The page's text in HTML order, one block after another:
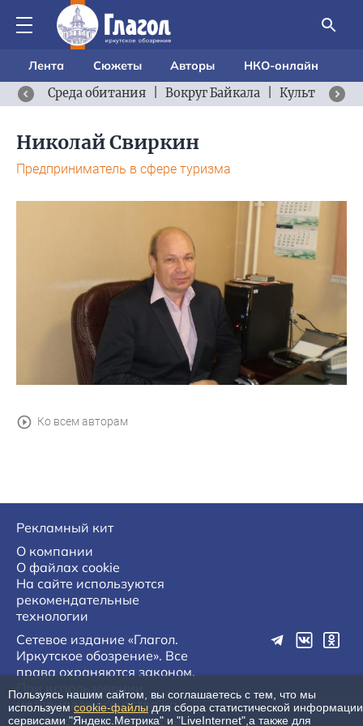
Лента Сюжеты Авторы
НКО-онлайн
Среда обитания
Вокруг Байкала Культурный
Николай Свиркин
Предприниматель в сфере туризма
Ко всем авторам
Рекламный кит
О компании
О файлах cookie
На сайте используются
рекомендательные
технологии
Сетевое издание «Глагол.
Иркутское обозрение». Все
права охраняются законом.
При использовании
материалов агентства на
других сайтах, обязательна
Пользуясь нашим сайтом, вы соглашаетесь с тем, что мы
используем cookie-файлы для сбора статистической информации
сервисами "Яндекс.Метрика" и "LiveInternet",а также для